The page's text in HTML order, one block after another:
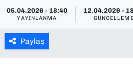
05.04.2026 - 18:40
YAYINLANMA
12.04.2026 -
GÜNCELLEME
Paylaş
EKONOMİ
KÜLTÜR SANAT
Tüm Manşetler
Son Dakika Haberleri